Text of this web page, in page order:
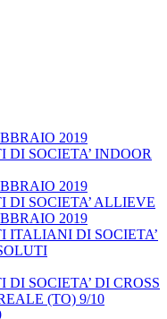
2019
DI SOCIETA’ INDOOR
2019
DI SOCIETA’ ALLIEVE
2019
ITALIANI DI SOCIETA’
DI SOCIETA’ DI CROSS
(TO) 9/10